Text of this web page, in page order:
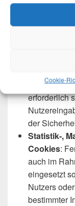
Cookie-
verwendet,
einen für
erforderlich
der
Statistik-,
Cookies:
auch im
eingesetzt
Nutzers
bestimmter